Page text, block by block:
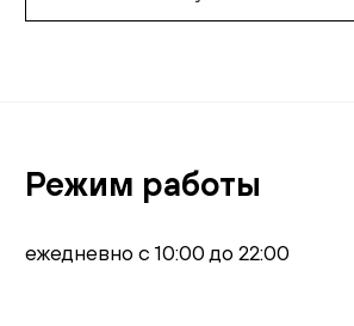
Дизайнерам
Режим работы
ежедневно с 10:00 до 22:00